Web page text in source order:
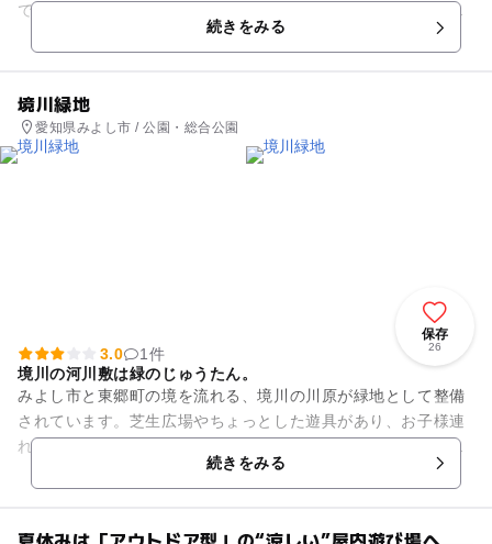
で賑わいます。また公園内には、総合体育館をはじめ、テニス
コートなどのスポーツ施...続きをみる
境川緑地
愛知県みよし市 / 公園・総合公園
保存
26
3.0
1件
境川の河川敷は緑のじゅうたん。
みよし市と東郷町の境を流れる、境川の川原が緑地として整備
されています。芝生広場やちょっとした遊具があり、お子様連
れで楽しめます。サイクリングロードもあり、自転車の貸し出
しも無料でしてくれます。ご...続きをみる